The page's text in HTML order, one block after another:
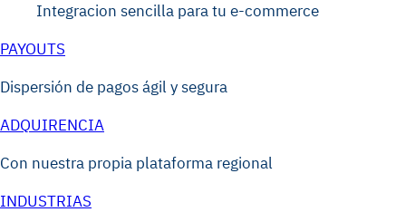
Integracion sencilla para tu e-commerce
PAYOUTS
Dispersión de pagos ágil y segura
ADQUIRENCIA
Con nuestra propia plataforma regional
INDUSTRIAS